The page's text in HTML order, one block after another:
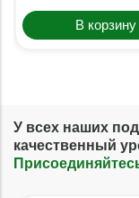
В корзину
У всех наших
качественный